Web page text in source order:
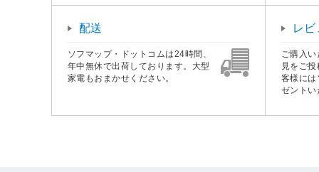
配送
ソフマップ・ドットコムは24時間、
年中無休で出荷しております。大型
家電もおまかせください。
レ
ご購入
見をご
客様には
ゼントい